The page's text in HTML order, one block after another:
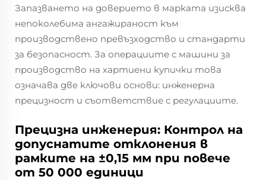
Запазването на доверието в марката изисква
непоколебима ангажираност към
производствено превъзходство и стандарти
за безопасност. За операциите с машини за
производство на хартиени купички това
означава две ключови основи: инженерна
прецизност и съответствие с регулациите.
Прецизна инженерия: Контрол на
допуснатите отклонения в
рамките на ±0,15 мм при повече
от 50 000 единици